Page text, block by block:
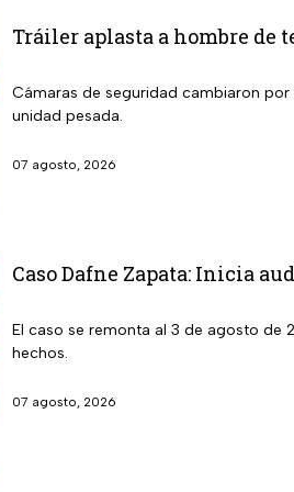
Tráiler aplasta a hombre de
Cámaras de seguridad cambiaron
unidad pesada.
07 agosto, 2026
Caso Dafne Zapata: Inicia
El caso se remonta al 3 de agosto de
hechos.
07 agosto, 2026